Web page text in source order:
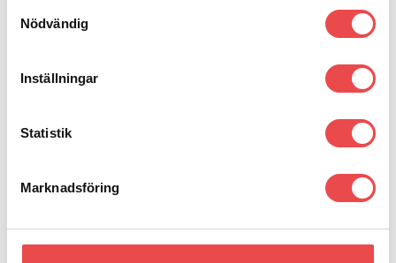
Nödvändig
Inställningar
Statistik
Marknadsföring
W211/S211 (2002-2009)
MERCEDES E CLASS
C207/A207 (2009-2017)